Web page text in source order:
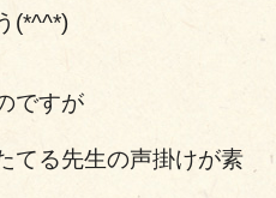
(*^^*)
ですが
てる先生の声掛けが素